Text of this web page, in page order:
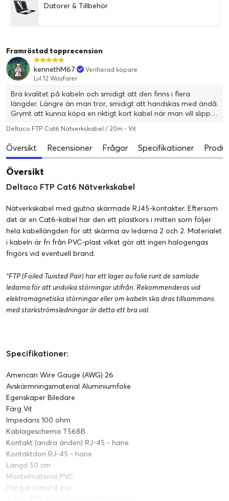
Datorer & Tillbehör
Framröstad topprecension
kennethM67
Verifierad köpare
Lvl 12 Wayfarer
Bra kvalitet på kabeln och smidigt att den finns i flera
längder. Längre än man tror, smidigt att handskas med ändå.
Grymt att kunna köpa en riktigt kort kabel när man vill slippa
Deltaco FTP Cat6 Nätverkskabel / 20m - Vit
Översikt Recensioner Frågor Specifikationer
Översikt
Deltaco FTP Cat6 Nätverkskabel
Nätverkskabel med gjutna skärmade RJ45-kontakter. Eftersom
det är en Cat6-kabel har den ett plastkors i mitten som följer
hela kabellängden för att skärma av ledarna 2 och 2. Materialet
i kabeln är fri från PVC-plast vilket gör att ingen halogengas
frigörs vid eventuell brand.
*FTP (Foiled Twisted Pair) har ett lager av folie runt de samlade
ledarna för att undvika störningar utifrån. Rekommenderas vid
elektromagnetiska störningar eller om kabeln ska dras tillsammans
med starkströmsledningar är detta ett bra val.
Specifikationer:
American Wire Gauge (AWG) 26
Avskärmningsmaterial Aluminiumfolie
Egenskaper Biledare
Färg Vit
Impedans 100 ohm
Kablageschema T568B
Kontakt (andra änden) RJ-45 - hane
Kontaktdon RJ-45 - hane
Längd 50 cm
Mantelmaterial PVC
Par per kabel 4 par